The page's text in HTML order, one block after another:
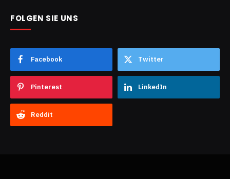
FOLGEN SIE UNS
Facebook Twitter
Pinterest LinkedIn
Reddit